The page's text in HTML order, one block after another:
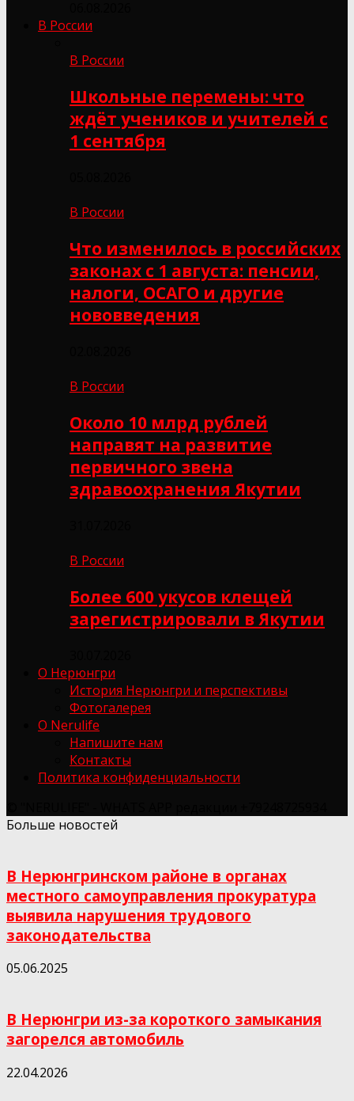
В России
В России
Школьные перемены: что
ждёт учеников и учителей с
1 сентября
В России
Что изменилось в российских
законах с 1 августа: пенсии,
налоги, ОСАГО и другие
нововведения
В России
Около 10 млрд рублей
направят на развитие
первичного звена
здравоохранения Якутии
В России
Более 600 укусов клещей
зарегистрировали в Якутии
О Нерюнгри
История Нерюнгри и перспективы
Фотогалерея
О Nerulife
Напишите нам
Контакты
Политика конфиденциальности
Больше новостей
В Нерюнгринском районе в органах
местного самоуправления прокуратура
выявила нарушения трудового
законодательства
05.06.2025
В Нерюнгри из-за короткого замыкания
загорелся автомобиль
22.04.2026